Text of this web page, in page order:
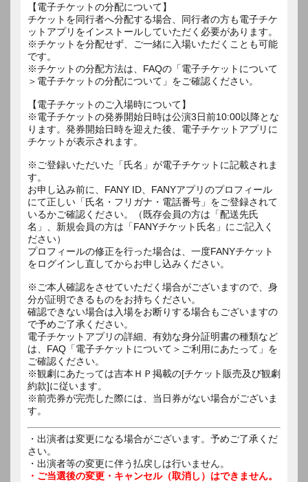
【電子チケットの分配について】
チケットを同行者へ分配する場合、同行者の方も電子チケ
ットアプリをインストールしていただく必要があります。
※チケットを分配せず、ご一緒に入場いただくことも可能
です。
※チケットの分配方法は、FAQの「電子チケットについて
＞電子チケットの分配について」をご確認ください。
【電子チケットのご入場時について】
※電子チケットの発券開始日時は公演3日前10:00以降とな
ります。発券開始日時を迎えた後、電子チケットアプリに
チケットが表示されます。
※ご登録いただいた「氏名」が電子チケットに記載されま
す。
お申し込み前に、FANY ID、FANYアプリのプロフィール
にて正しい「氏名・フリガナ・電話番号」をご登録されて
いるかご確認ください。（既存会員の方は「配送先氏
名」、新規会員の方は「FANYチケット氏名」にご記入く
ださい）
プロフィールの修正を行った場合は、一度FANYチケット
をログインし直してからお申し込みください。
※ご本人確認をさせていただく場合がございますので、身
分が証明できるものをお持ちください。
確認できない場合は入場をお断りする場合もございますの
で予めご了承ください。
電子チケットアプリの詳細、有効な身分証明書の種類など
は、FAQ「電子チケットについて＞ご利用にあたって」を
ご確認ください。
※観劇にあたっては吉本ＨＰ掲載の[チケット販売及び観劇
約款]に従います。
※前売券が完売した際には、当日券がない場合がございま
す。
・出演者は変更になる場合がございます。予めご了承くだ
さい。
・出演者等の変更に伴う払戻しは行いません。
・ご当選後の変更・キャンセル（取消し）はできません。